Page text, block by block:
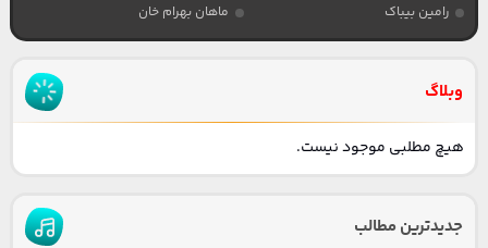
رامین بیباک
ماهان بهرام خان
وبلاگ
هیچ مطلبی موجود نیست.
جدیدترین مطالب